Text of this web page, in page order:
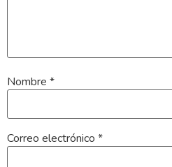
Nombre *
Correo electrónico *